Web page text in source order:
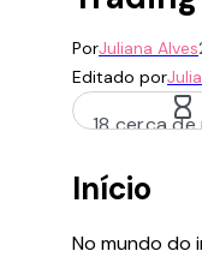
PorJuliana Alves
Editado por
18 cerca
Início
No mundo do